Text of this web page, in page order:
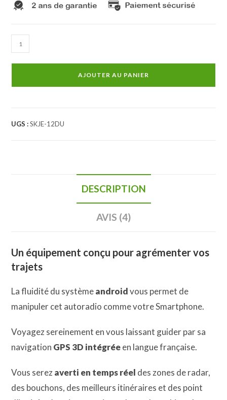
quantité
de
Autoradio
-
AJOUTER AU PANIER
UGS :SKJE-12DU
DESCRIPTION
AVIS (4)
Un équipement conçu pour agrémenter vos
trajets
La fluidité du systèmeandroidvous permet de
manipuler cet autoradio comme votre Smartphone.
Voyagez sereinement en vous laissant guider par sa
navigation GPS 3D intégréeen langue française.
Vous serezaverti en temps réel des zones de radar,
des bouchons, des meilleurs itinéraires et des point